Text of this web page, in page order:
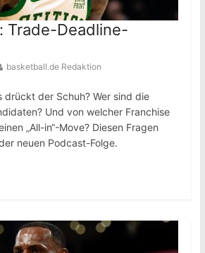
Trade-Deadline-
basketball.de Redaktion
drückt der Schuh? Wer sind die
Und von welcher Franchise
„All-in“-Move? Diesen Fragen
neuen Podcast-Folge.